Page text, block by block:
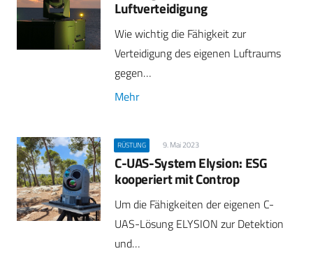
Luftverteidigung
Wie wichtig die Fähigkeit zur
Verteidigung des eigenen Luftraums
gegen…
Mehr
RÜSTUNG 9. Mai 2023
C-UAS-System Elysion: ESG
kooperiert mit Controp
Um die Fähigkeiten der eigenen C-
UAS-Lösung ELYSION zur Detektion
und…